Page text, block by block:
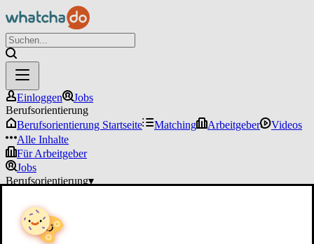
Einloggen
Jobs
Berufsorientierung
Berufsorientierung Startseite
Matching Arbeitgeber
Videos
Alle Inhalte
Für Arbeitgeber
Jobs
Berufsorientierung▾